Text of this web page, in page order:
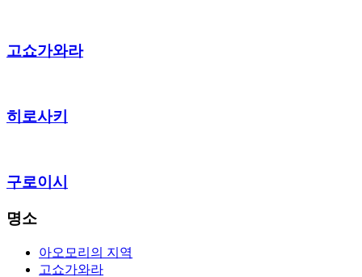
고쇼가와라
히로사키
구로이시
명소
아오모리의 지역
고쇼가와라